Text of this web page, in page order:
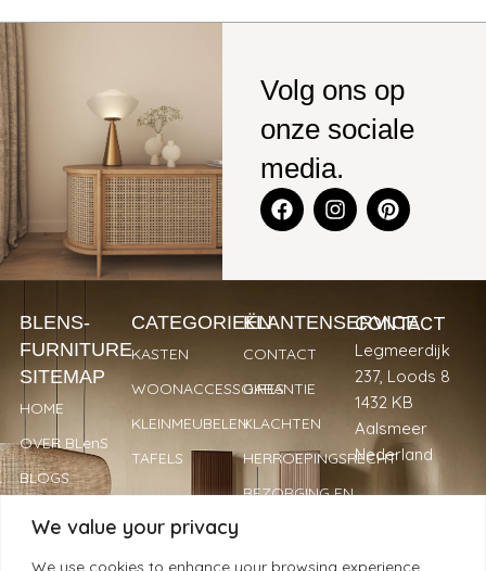
We value your privacy
We use cookies to enhance your browsing experience,
Volg ons op
onze sociale
media.
BLENS-
FURNITURE
SITEMAP
HOME
OVER BLenS
BLOGS
CATEGORIEËN
KASTEN
WOONACCESSOIRES
KLEINMEUBELEN
TAFELS
KLANTENSERVICE
CONTACT
GARANTIE
KLACHTEN
HERROEPINGSRECHT
BEZORGING EN
CONTACT
Legmeerdijk
237, Loods 8
1432 KB
Aalsmeer
Nederland
info@blens-